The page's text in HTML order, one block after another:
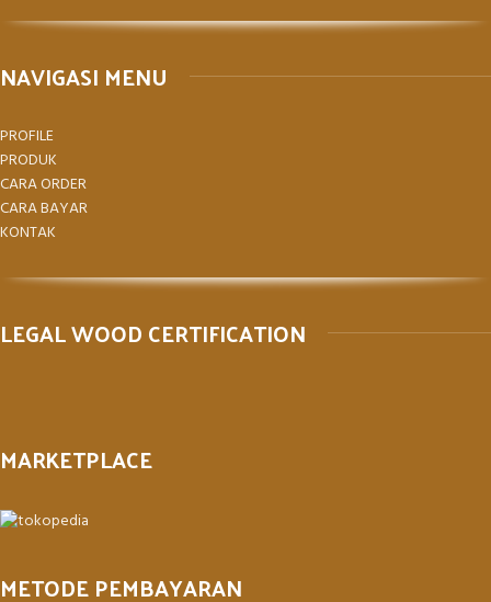
NAVIGASI MENU
PROFILE
PRODUK
CARA ORDER
CARA BAYAR
KONTAK
LEGAL WOOD CERTIFICATION
MARKETPLACE
METODE PEMBAYARAN